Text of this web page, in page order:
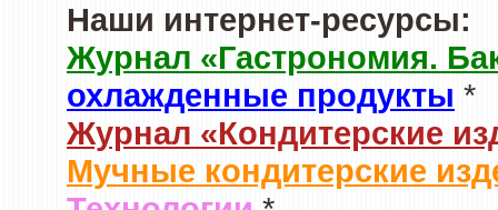
Наши интернет-ресурсы:
Журнал «Гастрономия.
охлажденные продукты *
Журнал «Кондитерские
Мучные кондитерские